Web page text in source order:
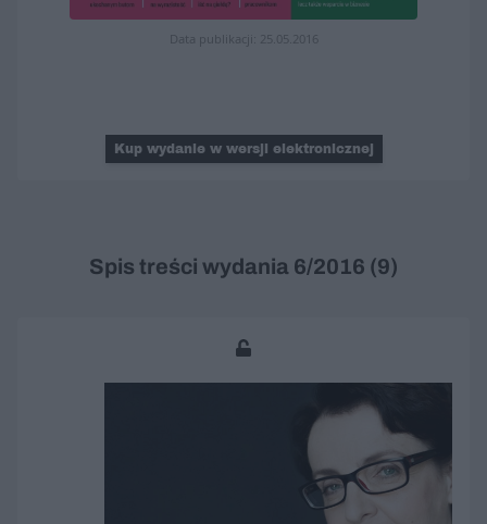
Data publikacji: 25.05.2016
Kup wydanie w wersji elektronicznej
Spis treści wydania 6/2016 (9)